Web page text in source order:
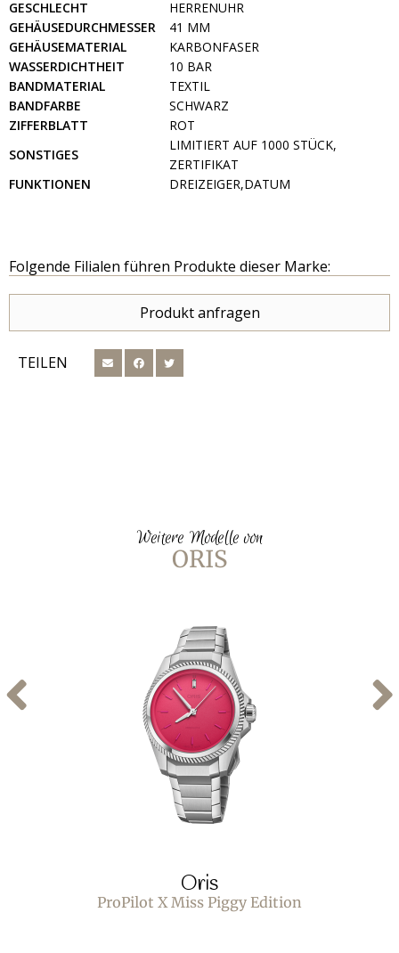
GESCHLECHT
HERRENUHR
GEHÄUSEDURCHMESSER
41 MM
GEHÄUSEMATERIAL
KARBONFASER
WASSERDICHTHEIT
10 BAR
BANDMATERIAL
TEXTIL
BANDFARBE
SCHWARZ
ZIFFERBLATT
ROT
SONSTIGES
LIMITIERT AUF 1000 STÜCK,
ZERTIFIKAT
FUNKTIONEN
DREIZEIGER,DATUM
Folgende Filialen führen Produkte dieser Marke:
Produkt anfragen
TEILEN
Weitere Modelle von
ORIS
Oris
ProPilot X Miss Piggy Edition